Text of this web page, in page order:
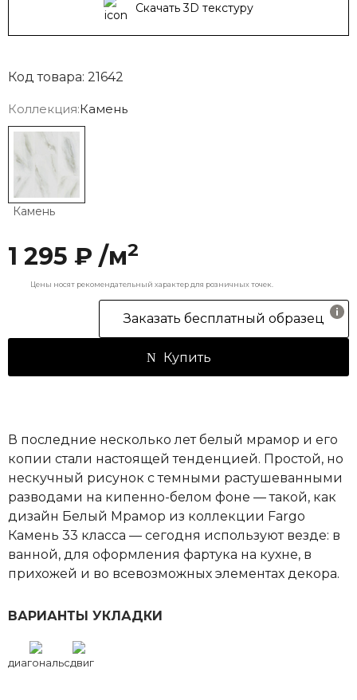
Скачать 3D текстуру
Код товара: 21642
Коллекция:Камень
Камень
1 295 ₽ /м2
Цены носят рекомендательный характер для розничных точек.
Заказать бесплатный образец
Купить
В последние несколько лет белый мрамор и его
копии стали настоящей тенденцией. Простой, но
нескучный рисунок с темными растушеванными
разводами на кипенно-белом фоне — такой, как
дизайн Белый Мрамор из коллекции Fargo
Камень 33 класса — сегодня используют везде: в
ванной, для оформления фартука на кухне, в
прихожей и во всевозможных элементах декора.
ВАРИАНТЫ УКЛАДКИ
диагональсдвиг